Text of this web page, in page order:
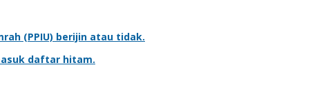
(PPIU) berijin atau tidak.
daftar hitam.